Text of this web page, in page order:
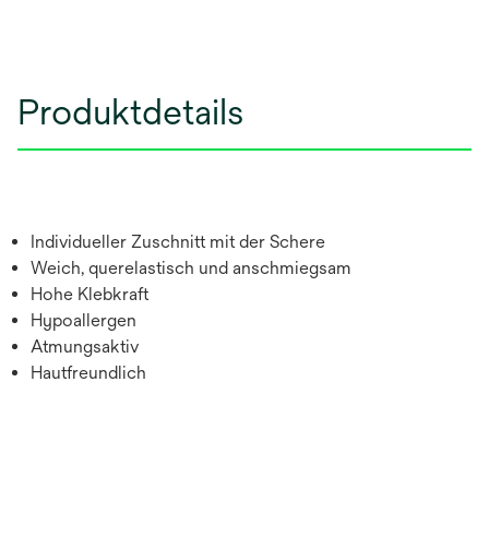
Produktdetails
Individueller Zuschnitt mit der Schere
Weich, querelastisch und anschmiegsam
Hohe Klebkraft
Hypoallergen
Atmungsaktiv
Hautfreundlich